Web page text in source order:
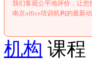
我们客观公平地评价，让
南京office培训机构的最新
机构 课程